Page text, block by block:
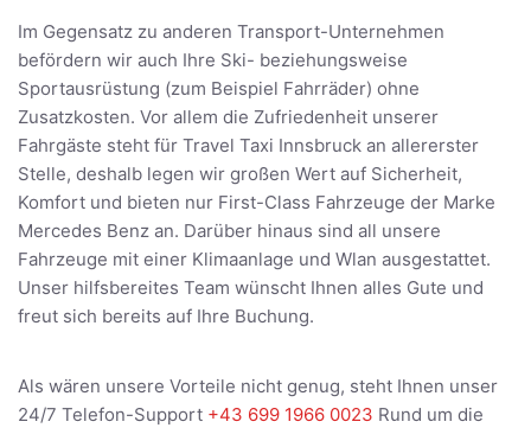
Im Gegensatz zu anderen Transport-Unternehmen
befördern wir auch Ihre Ski- beziehungsweise
Sportausrüstung (zum Beispiel Fahrräder) ohne
Zusatzkosten. Vor allem die Zufriedenheit unserer
Fahrgäste steht für Travel Taxi Innsbruck an allererster
Stelle, deshalb legen wir großen Wert auf Sicherheit,
Komfort und bieten nur First-Class Fahrzeuge der Marke
Mercedes Benz an. Darüber hinaus sind all unsere
Fahrzeuge mit einer Klimaanlage und Wlan ausgestattet.
Unser hilfsbereites Team wünscht Ihnen alles Gute und
freut sich bereits auf Ihre Buchung.
Als wären unsere Vorteile nicht genug, steht Ihnen unser
24/7 Telefon-Support +43 699 1966 0023 Rund um die